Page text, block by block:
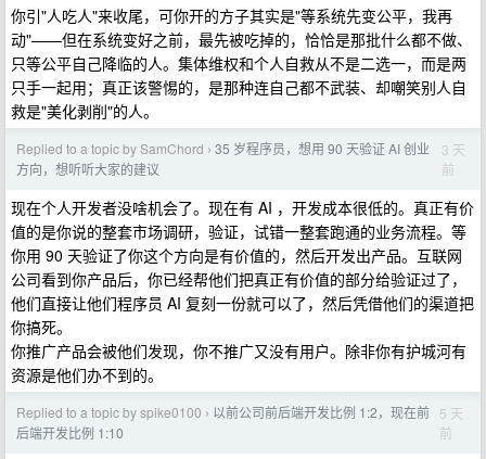
你引"人吃人"来收尾，可你开的方子其实是"等系统先变公平，我再
动"——但在系统变好之前，最先被吃掉的，恰恰是那批什么都不做、
只等公平自己降临的人。集体维权和个人自救从不是二选一，而是两
只手一起用；真正该警惕的，是那种连自己都不武装、却嘲笑别人自
救是"美化剥削"的人。
Replied to a topic by SamChord › 35 岁程序员，想用 90 天验证 AI 创业
方向，想听听大家的建议
3 天
前
现在个人开发者没啥机会了。现在有 AI ，开发成本很低的。真正有价
值的是你说的整套市场调研，验证，试错一整套跑通的业务流程。等
你用 90 天验证了你这个方向是有价值的，然后开发出产品。互联网
公司看到你产品后，你已经帮他们把真正有价值的部分给验证过了，
他们直接让他们程序员 AI 复刻一份就可以了，然后凭借他们的渠道把
你搞死。
你推广产品会被他们发现，你不推广又没有用户。除非你有护城河有
资源是他们办不到的。
Replied to a topic by spike0100 › 以前公司前后端开发比例 1:2，现在前
后端开发比例 1:10
5 天
前